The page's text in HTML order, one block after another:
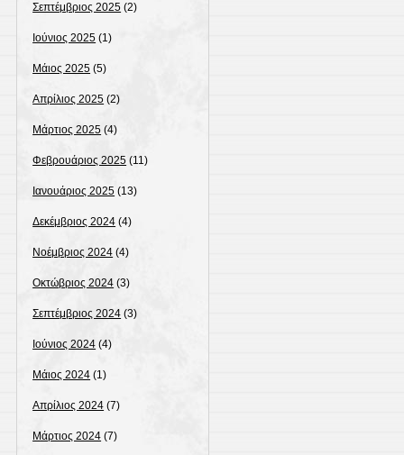
Σεπτέμβριος 2025 (2)
Ιούνιος 2025 (1)
Μάιος 2025 (5)
Απρίλιος 2025 (2)
Μάρτιος 2025 (4)
Φεβρουάριος 2025 (11)
Ιανουάριος 2025 (13)
Δεκέμβριος 2024 (4)
Νοέμβριος 2024 (4)
Οκτώβριος 2024 (3)
Σεπτέμβριος 2024 (3)
Ιούνιος 2024 (4)
Μάιος 2024 (1)
Απρίλιος 2024 (7)
Μάρτιος 2024 (7)